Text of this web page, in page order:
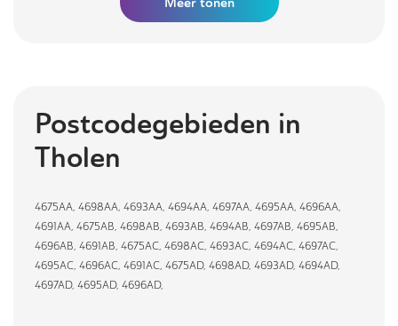
Postcodegebieden in
Tholen
4675AA, 4698AA, 4693AA, 4694AA, 4697AA, 4695AA, 4696AA,
4691AA, 4675AB, 4698AB, 4693AB, 4694AB, 4697AB, 4695AB,
4696AB, 4691AB, 4675AC, 4698AC, 4693AC, 4694AC, 4697AC,
4695AC, 4696AC, 4691AC, 4675AD, 4698AD, 4693AD, 4694AD,
4697AD, 4695AD, 4696AD,